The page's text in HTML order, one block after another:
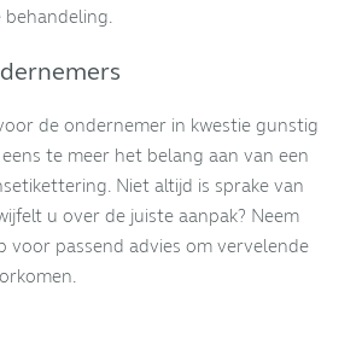
behandeling.
de ondernemer in kwestie gunstig
te meer het belang aan van een
Niet altijd is sprake van
u over de juiste aanpak? Neem
voor passend advies om vervelende